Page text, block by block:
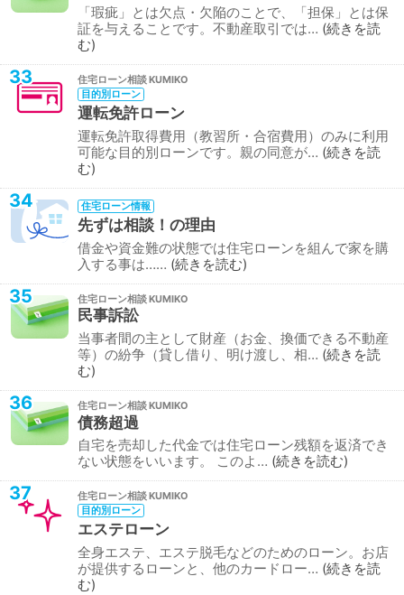
「瑕疵」とは欠点・欠陥のことで、「担保」とは保
証を与えることです。不動産取引では… 続きを読
む
33
住宅ローン相談
目的別ローン
運転免許ローン
運転免許取得費用（教習所・合宿費用）のみに利用
可能な目的別ローンです。親の同意が… 続きを読
む
34 住宅ローン情報
先ずは相談！の理由
借金や資金難の状態では住宅ローンを組んで家を購
入する事は…… 続きを読む
35 住宅ローン相談
民事訴訟
当事者間の主として財産（お金、換価できる不動産
等）の紛争（貸し借り、明け渡し、相… 続きを読
む
36 住宅ローン相談
債務超過
自宅を売却した代金では住宅ローン残額を返済でき
ない状態をいいます。 このよ… 続きを読む
37
住宅ローン相談
目的別ローン
エステローン
全身エステ、エステ脱毛などのためのローン。お店
が提供するローンと、他のカードロー… 続きを読
む